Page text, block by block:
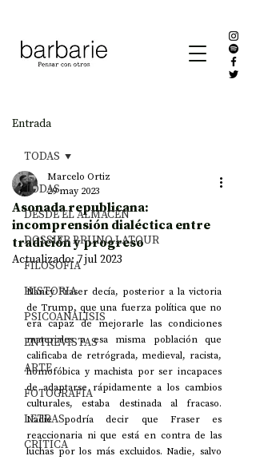
Entrada
TODAS
DESDE EL ALMACÉN
DOSSIER BRUNO LATOUR
FILOSOFÍA
HISTORIA
PSICOANÁLISIS
ENTREVISTAS
ARTE
FOTOGRAFÍA
LETRAS
CRÍTICA
TODAS
Asonada republicana:
incomprensión dialéctica entre
tradición y progreso
Marcelo Ortiz
29 may 2023
Actualizado:7 jul 2023
Nancy Fraser decía, posterior a la victoria
de Trump, que una fuerza política que no
era capaz de mejorarle las condiciones
materiales a esa misma población que
calificaba de retrógrada, medieval, racista,
homofóbica y machista por ser incapaces
de adaptarse rápidamente a los cambios
culturales, estaba destinada al fracaso.
Nadie podría decir que Fraser es
reaccionaria ni que está en contra de las
luchas por los más excluidos. Nadie, salvo